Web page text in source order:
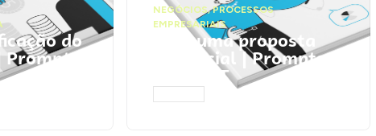
do
Prompts
NEGÓCIOS,PROCESSOS
EMPRESARIAIS
Faça uma proposta
comercial | Prompts
ChatGPT